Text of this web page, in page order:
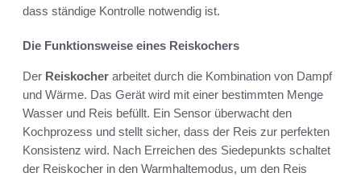
dass ständige Kontrolle notwendig ist.
Die Funktionsweise eines Reiskochers
Der Reiskocher arbeitet durch die Kombination von Dampf
und Wärme. Das Gerät wird mit einer bestimmten Menge
Wasser und Reis befüllt. Ein Sensor überwacht den
Kochprozess und stellt sicher, dass der Reis zur perfekten
Konsistenz wird. Nach Erreichen des Siedepunkts schaltet
der Reiskocher in den Warmhaltemodus, um den Reis